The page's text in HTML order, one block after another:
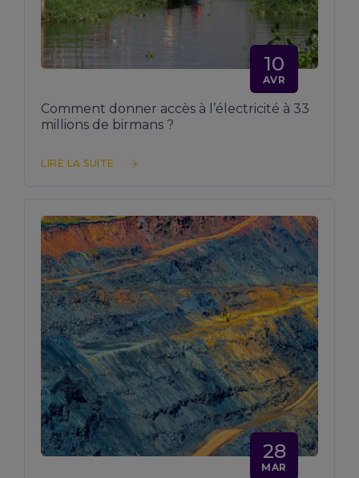
10
AVR
Comment donner accès à l’électricité à 33
millions de birmans ?
LIRE LA SUITE
28
MAR